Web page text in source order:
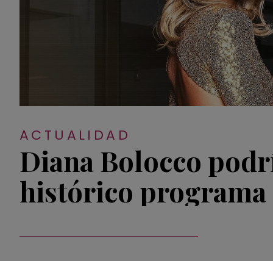
ACTUALIDAD
Diana Bolocco
histórico programa